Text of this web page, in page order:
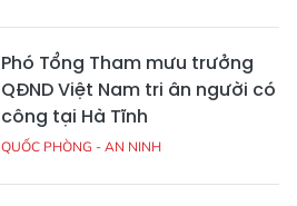
Phó Tổng Tham mưu trưởng
QĐND Việt Nam tri ân người có
công tại Hà Tĩnh
QUỐC PHÒNG - AN NINH